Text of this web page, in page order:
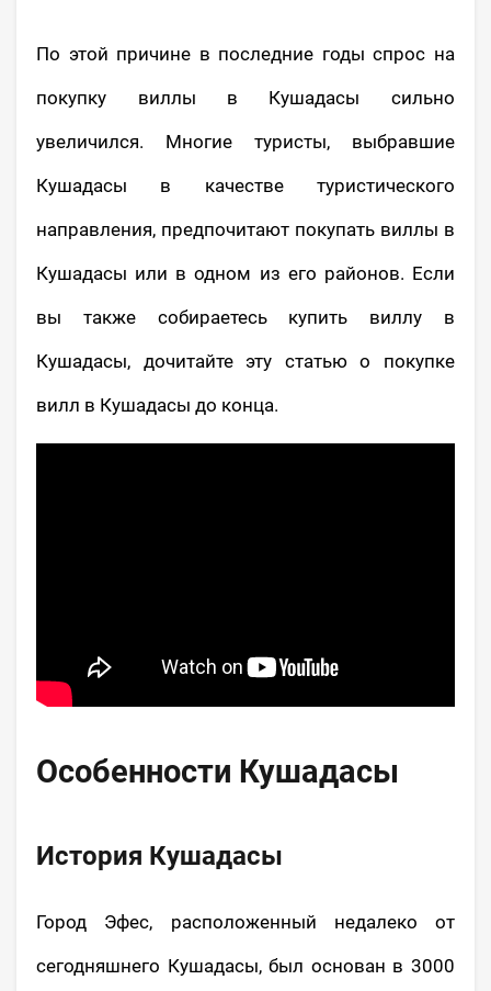
По этой причине в последние годы спрос на
покупку виллы в Кушадасы сильно
увеличился. Многие туристы, выбравшие
Кушадасы в качестве туристического
направления, предпочитают покупать виллы в
Кушадасы или в одном из его районов. Если
вы также собираетесь купить виллу в
Кушадасы, дочитайте эту статью о покупке
вилл в Кушадасы до конца.
Особенности Кушадасы
История Кушадасы
Город Эфес, расположенный недалеко от
сегодняшнего Кушадасы, был основан в 3000